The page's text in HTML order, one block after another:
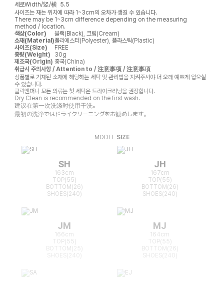
세로Width/竖/横 5.5
사이즈는 재는 위치에 따라 1~3cm의 오차가 생길 수 있습니다.
There may be 1~3cm difference depending on the measuring
method / location.
색상(Color)
블랙(Black), 크림(Cream)
소재(Material)폴리에스터(Polyester), 플라스틱(Plastic)
사이즈(Size)
FREE
중량(Weight)
30g
제조국(Origin) 중국(China)
취급시 주의사항 / Attention to / 注意事项 / 注意事項
상품별로 기재된 소재에 해당하는 세탁 및 관리법을 지켜주셔야 더 오래 예쁘게 입으실
수 있습니다.
클릭앤퍼니 모든 의류는 첫 세탁은 드라이크리닝을 권장합니다.
Dry Clean is recommended on the first wash.
建议在第一次洗涤时使用干洗。
最初の洗浄ではドライクリーニングをお勧めします。
MODEL SIZE
SH
163cm
TOP(55)
BOTTOM(26)
SHOES(240)
JH
167cm
TOP(55)
BOTTOM(26)
SHOES(240)
JM
166cm
TOP(55)
BOTTOM(25)
MJ
164cm
TOP(55)
BOTTOM(26)